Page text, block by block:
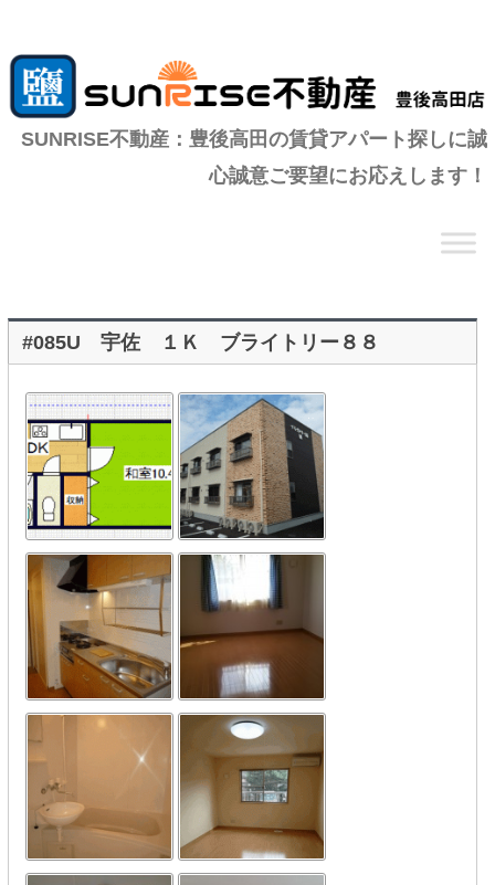
SUNRISE不動産：豊後高田の賃貸アパート探しに誠
心誠意ご要望にお応えします！
移
動
#085U 宇佐 １Ｋ ブライトリー８８